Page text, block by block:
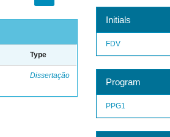
Type
Dissertação
Initials
FDV
Program
PPG1